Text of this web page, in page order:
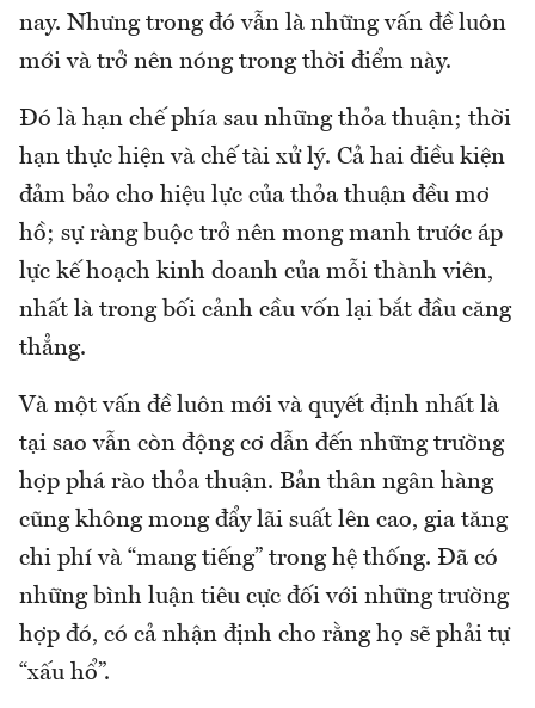
nay. Nhưng trong đó vẫn là những vấn đề luôn
mới và trở nên nóng trong thời điểm này.
Đó là hạn chế phía sau những thỏa thuận; thời
hạn thực hiện và chế tài xử lý. Cả hai điều kiện
đảm bảo cho hiệu lực của thỏa thuận đều mơ
hồ; sự ràng buộc trở nên mong manh trước áp
lực kế hoạch kinh doanh của mỗi thành viên,
nhất là trong bối cảnh cầu vốn lại bắt đầu căng
thẳng.
Và một vấn đề luôn mới và quyết định nhất là
tại sao vẫn còn động cơ dẫn đến những trường
hợp phá rào thỏa thuận. Bản thân ngân hàng
cũng không mong đẩy lãi suất lên cao, gia tăng
chi phí và “mang tiếng” trong hệ thống. Đã có
những bình luận tiêu cực đối với những trường
hợp đó, có cả nhận định cho rằng họ sẽ phải tự
“xấu hổ”.